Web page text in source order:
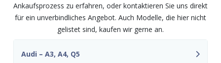
Ankaufsprozess zu erfahren, oder kontaktieren Sie uns direkt
für ein unverbindliches Angebot. Auch Modelle, die hier nicht
gelistet sind, kaufen wir gerne an.
Audi – A3, A4, Q5